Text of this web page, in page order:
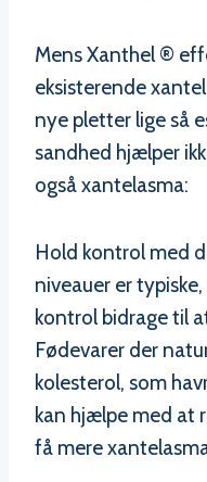
Mens Xanthel ®
eksisterende
nye pletter lige så
sandhed hjælper
også xantelasma:
Hold kontrol med
niveauer er
kontrol bidrage til
Fødevarer der
kolesterol, som
kan hjælpe med at
få mere